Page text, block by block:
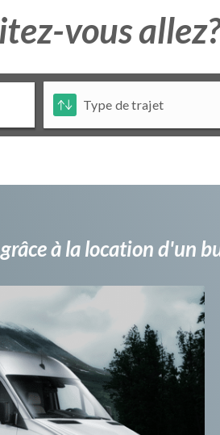
vous allez?
à la location d'un